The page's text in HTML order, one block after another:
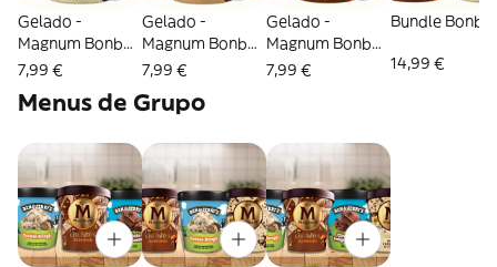
Gelado -
Magnum Bonbon
White Chocolate
7,99 €
Gelado -
Magnum Bonbon
Gold Caramel
7,99 €
Gelado -
Magnum Bonbon
Salted Caramel
7,99 €
Bundle
14,99 €
Menus de Grupo